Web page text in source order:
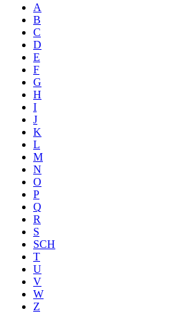
A
B
C
D
E
F
G
H
I
J
K
L
M
N
O
P
Q
R
S
SCH
T
U
V
W
Z